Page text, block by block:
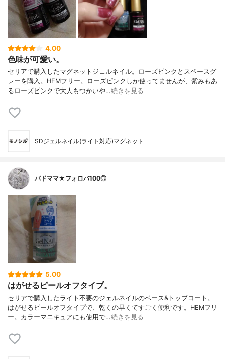
4.00
色味が可愛い。
セリアで購入したマグネットジェルネイル。ローズピンクとスペースグ
レーを購入。HEMフリー。ローズピンクしか使ってませんが、紫みもあ
るローズピンクで大人もつかいや…続きを見る
SDジェルネイル(ライト対応)マグネット
バドママ★フォロバ100◎
5.00
はがせるピールオフタイプ。
セリアで購入したライト不要のジェルネイルのベース&トップコート。
はがせるピールオフタイプで、乾くの早くてすごく便利です。HEMフリ
ー。カラーマニキュアにも使用で…続きを見る